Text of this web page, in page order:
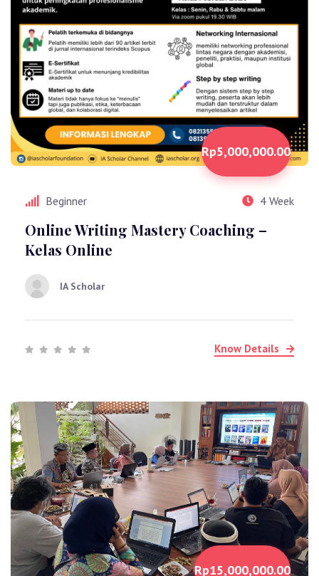
Rp5,000,000.00
Beginner 4 Week
Online Writing Mastery Coaching –
Kelas Online
IA Scholar
Know Details
Rp15,000,000.00